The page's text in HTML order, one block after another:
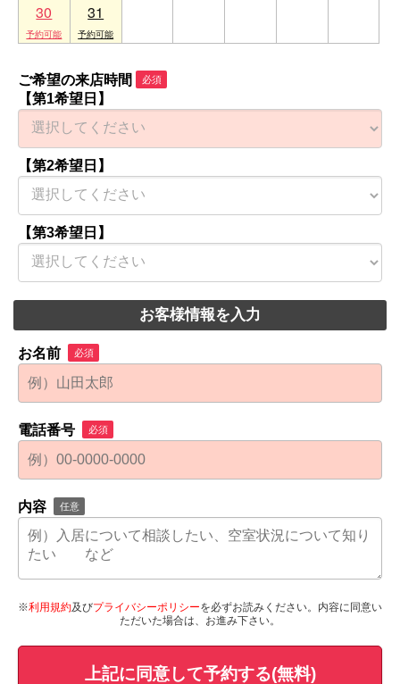
30 31
ご希望の来店時間 必須
【第1希望日】
【第2希望日】
【第3希望日】
お客様情報を入力
お名前 必須
電話番号 必須
内容 任意
※利用規約及びプライバシーポリシーを必ずお読みください。内容に同意い
ただいた場合は、お進み下さい。
上記に同意して予約する(無料)